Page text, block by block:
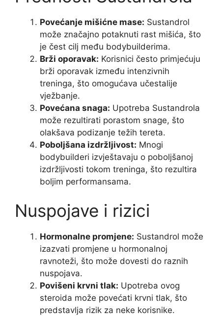
Povećanje mišićne mase: Sustandrol
može značajno potaknuti rast mišića, što
je čest cilj među bodybuilderima.
Brži oporavak: Korisnici često primjećuju
brži oporavak između intenzivnih
treninga, što omogućava učestalije
vježbanje.
Povećana snaga: Upotreba Sustandrola
može rezultirati porastom snage, što
olakšava podizanje težih tereta.
Poboljšana izdržljivost: Mnogi
bodybuilderi izvještavaju o poboljšanoj
izdržljivosti tokom treninga, što rezultira
boljim performansama.
Nuspojave i rizici
Hormonalne promjene: Sustandrol može
izazvati promjene u hormonalnoj
ravnoteži, što može dovesti do raznih
nuspojava.
Povišeni krvni tlak: Upotreba ovog
steroida može povećati krvni tlak, što
predstavlja rizik za neke korisnike.